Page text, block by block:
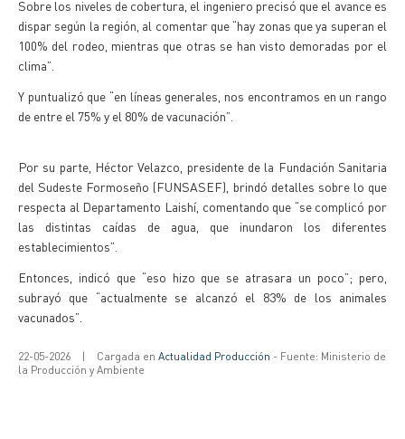
Sobre los niveles de cobertura, el ingeniero precisó que el avance es
dispar según la región, al comentar que “hay zonas que ya superan el
100% del rodeo, mientras que otras se han visto demoradas por el
clima”.
Y puntualizó que “en líneas generales, nos encontramos en un rango
de entre el 75% y el 80% de vacunación”.
Por su parte, Héctor Velazco, presidente de la Fundación Sanitaria
del Sudeste Formoseño (FUNSASEF), brindó detalles sobre lo que
respecta al Departamento Laishí, comentando que “se complicó por
las distintas caídas de agua, que inundaron los diferentes
establecimientos”.
Entonces, indicó que “eso hizo que se atrasara un poco”; pero,
subrayó que “actualmente se alcanzó el 83% de los animales
vacunados”.
22-05-2026 | Cargada en Actualidad Producción - Fuente: Ministerio de
la Producción y Ambiente